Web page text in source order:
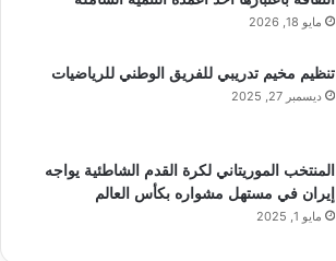
مايو 18, 2026
تنظيم مخيم تدريبي للفريق الوطني للرياضيات
ديسمبر 27, 2025
المنتخب الموريتاني لكرة القدم الشاطئية يواجه
إيران في مستهل مشواره بكأس العالم
مايو 1, 2025